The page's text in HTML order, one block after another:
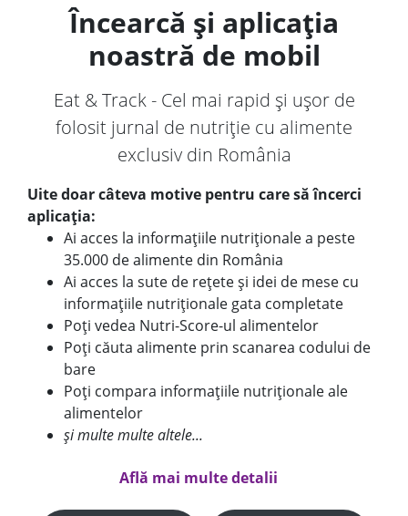
Încearcă și aplicația
noastră de mobil
Eat & Track - Cel mai rapid și ușor de
folosit jurnal de nutriție cu alimente
exclusiv din România
Uite doar câteva motive pentru care să încerci
aplicația:
Ai acces la informațiile nutriționale a peste
35.000 de alimente din România
Ai acces la sute de rețete și idei de mese cu
informațiile nutriționale gata completate
Poți vedea Nutri-Score-ul alimentelor
Poți căuta alimente prin scanarea codului de
bare
Poți compara informațiile nutriționale ale
alimentelor
și multe multe altele...
Află mai multe detalii